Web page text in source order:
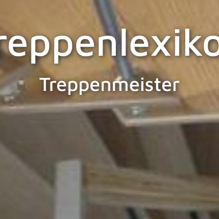
Treppenmeister